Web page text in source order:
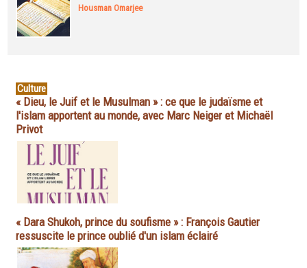
Housman Omarjee
Culture
« Dieu, le Juif et le Musulman » : ce que le judaïsme et
l'islam apportent au monde, avec Marc Neiger et Michaël
Privot
« Dara Shukoh, prince du soufisme » : François Gautier
ressuscite le prince oublié d'un islam éclairé